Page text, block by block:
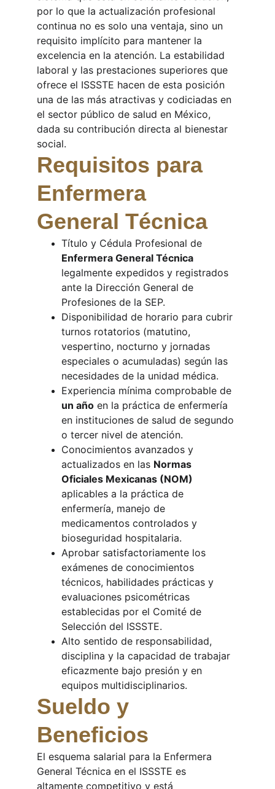
por lo que la actualización profesional
continua no es solo una ventaja, sino un
requisito implícito para mantener la
excelencia en la atención. La estabilidad
laboral y las prestaciones superiores que
ofrece el ISSSTE hacen de esta posición
una de las más atractivas y codiciadas en
el sector público de salud en México,
dada su contribución directa al bienestar
social.
Requisitos para
Enfermera
General Técnica
Título y Cédula Profesional de
Enfermera General Técnica
legalmente expedidos y registrados
ante la Dirección General de
Profesiones de la SEP.
Disponibilidad de horario para cubrir
turnos rotatorios (matutino,
vespertino, nocturno y jornadas
especiales o acumuladas) según las
necesidades de la unidad médica.
Experiencia mínima comprobable de
un año en la práctica de enfermería
en instituciones de salud de segundo
o tercer nivel de atención.
Conocimientos avanzados y
actualizados en las Normas
Oficiales Mexicanas (NOM)
aplicables a la práctica de
enfermería, manejo de
medicamentos controlados y
bioseguridad hospitalaria.
Aprobar satisfactoriamente los
exámenes de conocimientos
técnicos, habilidades prácticas y
evaluaciones psicométricas
establecidas por el Comité de
Selección del ISSSTE.
Alto sentido de responsabilidad,
disciplina y la capacidad de trabajar
eficazmente bajo presión y en
equipos multidisciplinarios.
Sueldo y
Beneficios
El esquema salarial para la Enfermera
General Técnica en el ISSSTE es
altamente competitivo y está